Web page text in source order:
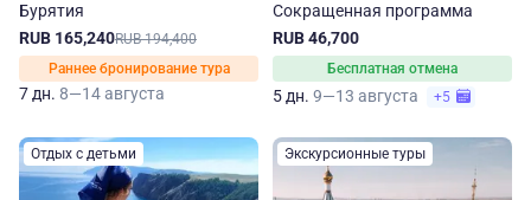
Бурятия
RUB 165,240RUB 194,400
Раннее бронирование тура
7 дн. 8—14 августа
Сокращенная программа
RUB 46,700
Бесплатная отмена
5 дн. 9—13 августа +5
Отдых с детьми Экскурсионные туры